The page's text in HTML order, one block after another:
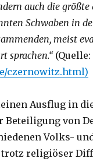
auch die größte
Schwaben in
meist
sprachen.“(Quelle:
czernowitz.html)
Ausflug in
Beteiligung von
Volks-
religiöser